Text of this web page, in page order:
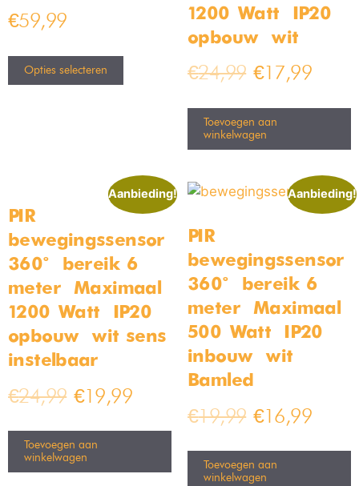
€59,99
Opties selecteren
1200 Watt – IP20 –
opbouw – wit
€24,99 €17,99
Toevoegen aan
winkelwagen
Aanbieding!
PIR
bewegingssensor –
360° – bereik 6
meter – Maximaal
1200 Watt – IP20 –
opbouw – wit sens
instelbaar
€24,99 €19,99
Toevoegen aan
winkelwagen
Aanbieding!
PIR
bewegingssensor –
360° – bereik 6
meter – Maximaal
500 Watt – IP20 –
inbouw – wit –
Bamled
€19,99 €16,99
Toevoegen aan
winkelwagen